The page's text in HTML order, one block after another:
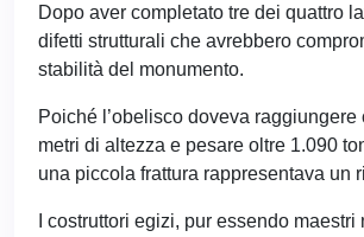
Dopo aver completato tre dei quattro
difetti strutturali che avrebbero
stabilità del monumento.
Poiché l’obelisco doveva raggiungere
metri di altezza e pesare oltre 1.090
una piccola frattura rappresentava un
I costruttori egizi, pur essendo maestri